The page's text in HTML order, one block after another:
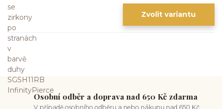
Zvolit variantu
Osobní odběr a doprava nad 650 Kč zdarma
V případě osobního odběru a nebo nákupu nad 650 Kč